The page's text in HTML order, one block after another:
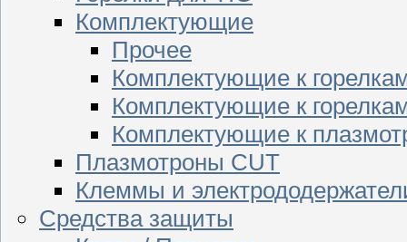
Комплектующие
Прочее
Комплектующие к
Комплектующие к
Комплектующие к
Плазмотроны CUT
Клеммы и
Средства защиты